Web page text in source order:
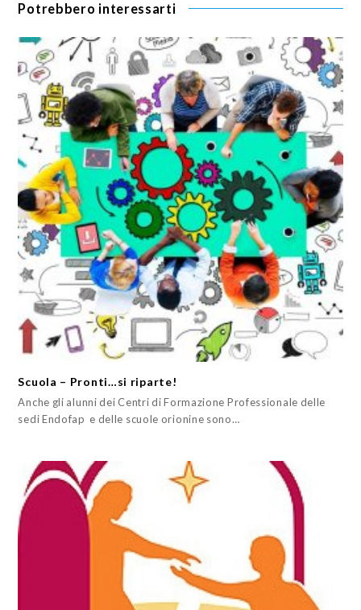
Potrebbero interessarti
Scuola – Pronti…si riparte!
Anche gli alunni dei Centri di Formazione Professionale delle
sedi Endofap e delle scuole orionine sono…